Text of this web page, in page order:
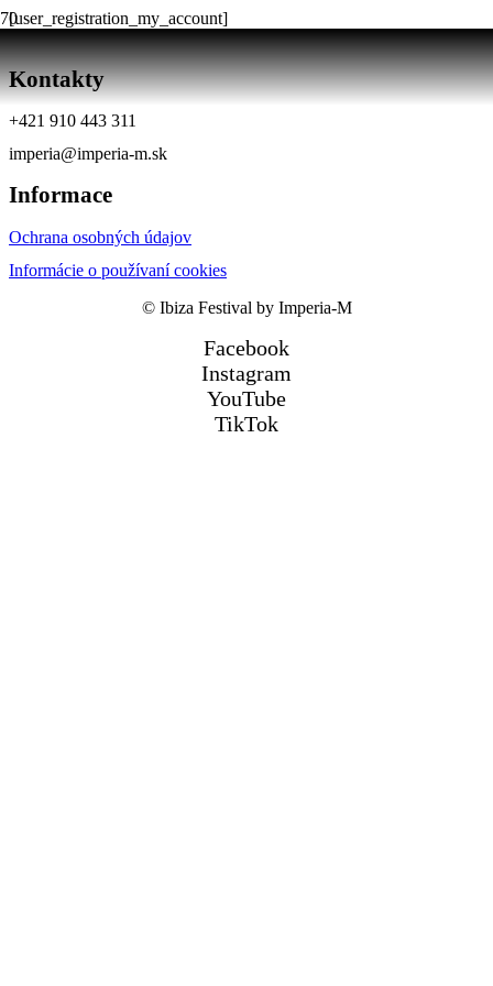
[user_registration_my_account]
Kontakty
+421 910 443 311
imperia@imperia-m.sk
Informace
Ochrana osobných údajov
Informácie o používaní cookies
© Ibiza Festival by Imperia-M
Facebook
Instagram
YouTube
TikTok